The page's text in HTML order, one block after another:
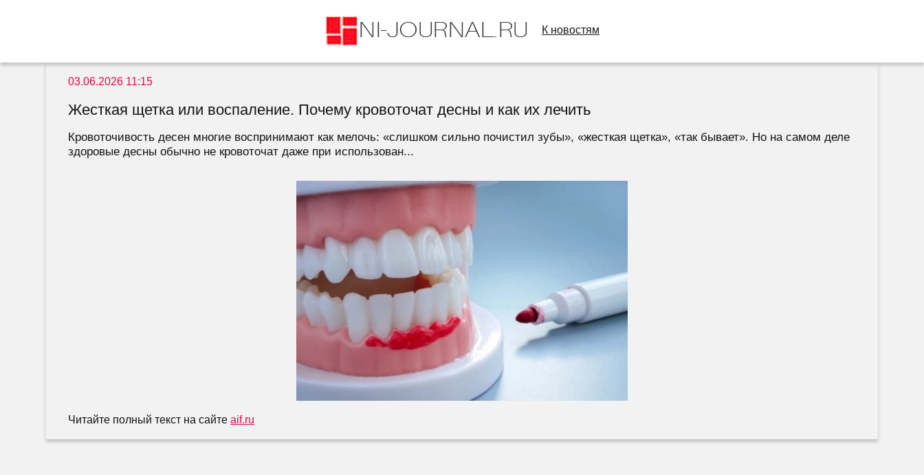
К новостям
03.06.2026 11:15
Жесткая щетка или воспаление. Почему кровоточат десны и как их лечить
Кровоточивость десен многие воспринимают как мелочь: «слишком сильно почистил зубы», «жесткая щетка», «так бывает». Но на самом деле
здоровые десны обычно не кровоточат даже при использован...
Читайте полный текст на сайтеaif.ru